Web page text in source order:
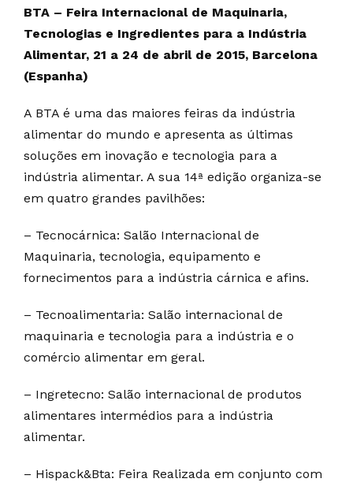
BTA – Feira Internacional de Maquinaria,
Tecnologias e Ingredientes para a Indústria
Alimentar, 21 a 24 de abril de 2015, Barcelona
(Espanha)
A BTA é uma das maiores feiras da indústria
alimentar do mundo e apresenta as últimas
soluções em inovação e tecnologia para a
indústria alimentar. A sua 14ª edição organiza-se
em quatro grandes pavilhões:
– Tecnocárnica: Salão Internacional de
Maquinaria, tecnologia, equipamento e
fornecimentos para a indústria cárnica e afins.
– Tecnoalimentaria: Salão internacional de
maquinaria e tecnologia para a indústria e o
comércio alimentar em geral.
– Ingretecno: Salão internacional de produtos
alimentares intermédios para a indústria
alimentar.
– Hispack&Bta: Feira Realizada em conjunto com